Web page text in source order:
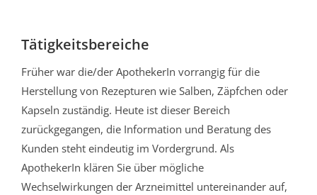
Tätigkeitsbereiche
Früher war die/der ApothekerIn vorrangig für die
Herstellung von Rezepturen wie Salben, Zäpfchen oder
Kapseln zuständig. Heute ist dieser Bereich
zurückgegangen, die Information und Beratung des
Kunden steht eindeutig im Vordergrund. Als
ApothekerIn klären Sie über mögliche
Wechselwirkungen der Arzneimittel untereinander auf,